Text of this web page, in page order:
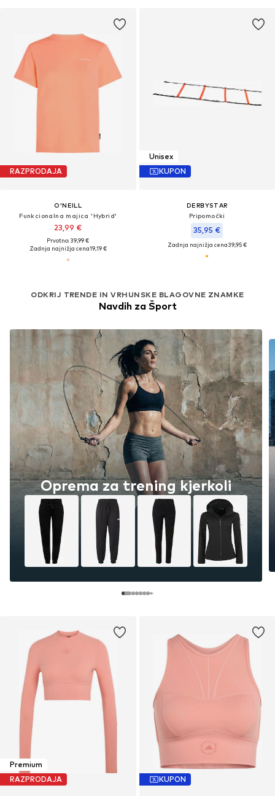
RAZPRODAJA
O'NEILL
Funkcionalna majica 'Hybrid'
23,99 €
Prvotno: 39,99 €
Zadnja najnižja cena19,19 €
Unisex
KUPON
DERBYSTAR
Pripomočki
35,95 €
Zadnja najnižja cena39,95 €
ODKRIJ TRENDE IN VRHUNSKE BLAGOVNE ZNAMKE
Navdih za Šport
Oprema za trening kjerkoli
Premium
RAZPRODAJA
KUPON